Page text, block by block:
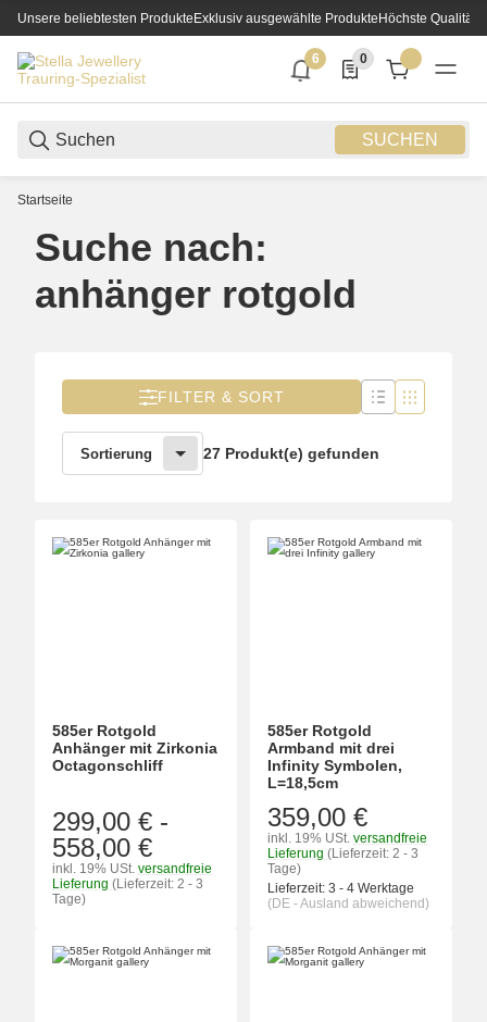
Unsere beliebtesten ProdukteExklusiv ausgewählte ProdukteHöchste Qualität
SUCHEN
6
6 neue Notifizierungen
0
0 Produkte in der
Startseite
Suche nach:
anhänger rotgold
FILTER & SORT
Sortierung 27 Produkt(e) gefunden
585er Rotgold
Anhänger mit Zirkonia
Octagonschliff
299,00 € -
558,00 €
inkl. 19% USt. versandfreie
Lieferung (Lieferzeit: 2 - 3
Tage)
585er Rotgold
Armband mit drei
Infinity Symbolen,
L=18,5cm
359,00 €
inkl. 19% USt. versandfreie
Lieferung (Lieferzeit: 2 - 3
Tage)
Lieferzeit: 3 - 4 Werktage
(DE - Ausland abweichend)